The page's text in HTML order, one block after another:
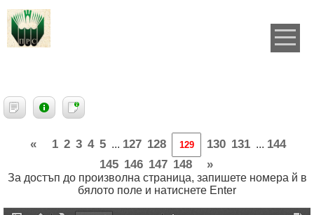
« 1 2 3 4 5 ... 127 128 130 131 ... 144
145 146 147 148 »
За достъп до произволна страница, запишете номера й в
бялото поле и натиснете Enter